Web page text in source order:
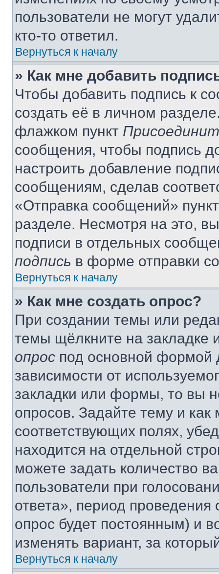
пользователи не могут
кто-то ответил.
Вернуться к началу
» Как мне добавить
Чтобы добавить подпись к
создать её в личном
флажком пункт
сообщения, чтобы подпись
настроить добавление
сообщениям, сделав
«Отправка сообщений»
разделе. Несмотря на это,
подписи в отдельных
подпись в форме отправки
Вернуться к началу
» Как мне создать опрос?
При создании темы или
темы щёлкните на
опрос под основной формой
зависимости от
закладки или формы, то вы
опросов. Задайте тему и
соответствующих полях,
находится на отдельной
можете задать количество
пользователи при
ответа», период проведения
опрос будет постоянным) и
изменять вариант, за
Вернуться к началу